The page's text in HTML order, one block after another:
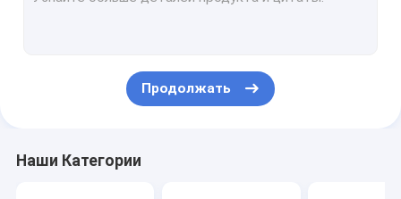
Продолжать
Наши Категории